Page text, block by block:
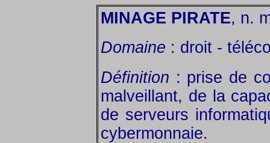
MINAGE PIRATE, n.
Domaine : droit -
Définition : prise de
malveillant, de la
de serveurs
cybermonnaie.